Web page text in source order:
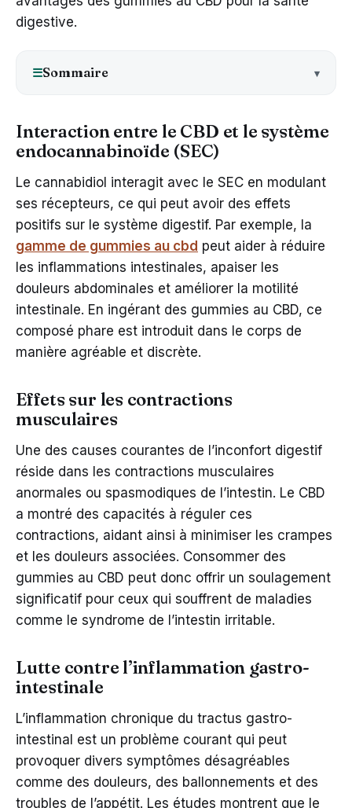
digestive.
☰Sommaire
Interaction entre le CBD et le système
endocannabinoïde (SEC)
Le cannabidiol interagit avec le SEC en modulant
ses récepteurs, ce qui peut avoir des effets
positifs sur le système digestif. Par exemple, la
gamme de gummies au cbd peut aider à réduire
les inflammations intestinales, apaiser les
douleurs abdominales et améliorer la motilité
intestinale. En ingérant des gummies au CBD, ce
composé phare est introduit dans le corps de
manière agréable et discrète.
Effets sur les contractions
musculaires
Une des causes courantes de l’inconfort digestif
réside dans les contractions musculaires
anormales ou spasmodiques de l’intestin. Le CBD
a montré des capacités à réguler ces
contractions, aidant ainsi à minimiser les crampes
et les douleurs associées. Consommer des
gummies au CBD peut donc offrir un soulagement
significatif pour ceux qui souffrent de maladies
comme le syndrome de l’intestin irritable.
Lutte contre l’inflammation gastro-
intestinale
L’inflammation chronique du tractus gastro-
intestinal est un problème courant qui peut
provoquer divers symptômes désagréables
comme des douleurs, des ballonnements et des
troubles de l’appétit. Les études montrent que le